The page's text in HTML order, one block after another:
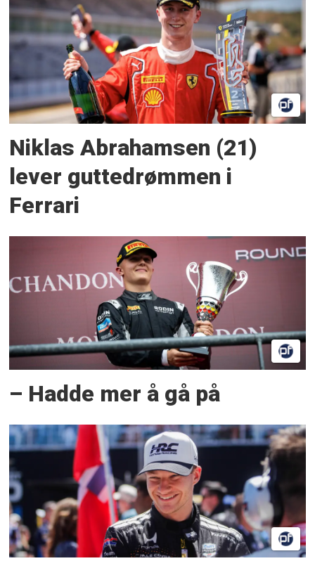
Niklas Abrahamsen (21)
lever guttedrømmen i
Ferrari
– Hadde mer å gå på